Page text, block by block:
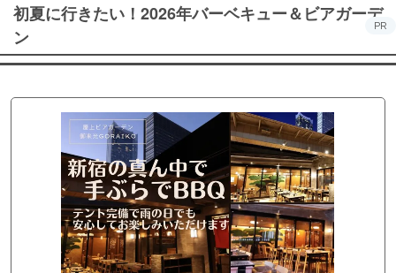
初夏に行きたい！2026年バーベキュー＆ビアガーデ
ン
PR